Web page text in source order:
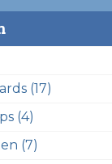
(17)
(4)
(7)